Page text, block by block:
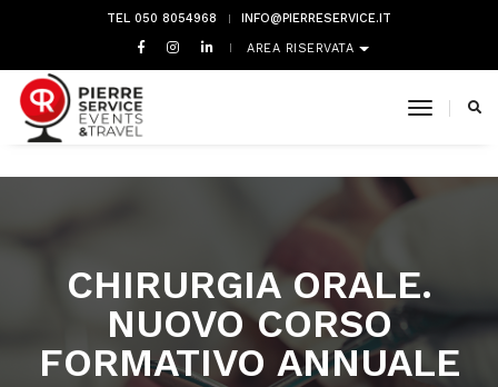
TEL 050 8054968 INFO@PIERRESERVICE.IT
AREA RISERVATA
toggle
CHIRURGIA ORALE.
NUOVO CORSO
FORMATIVO ANNUALE